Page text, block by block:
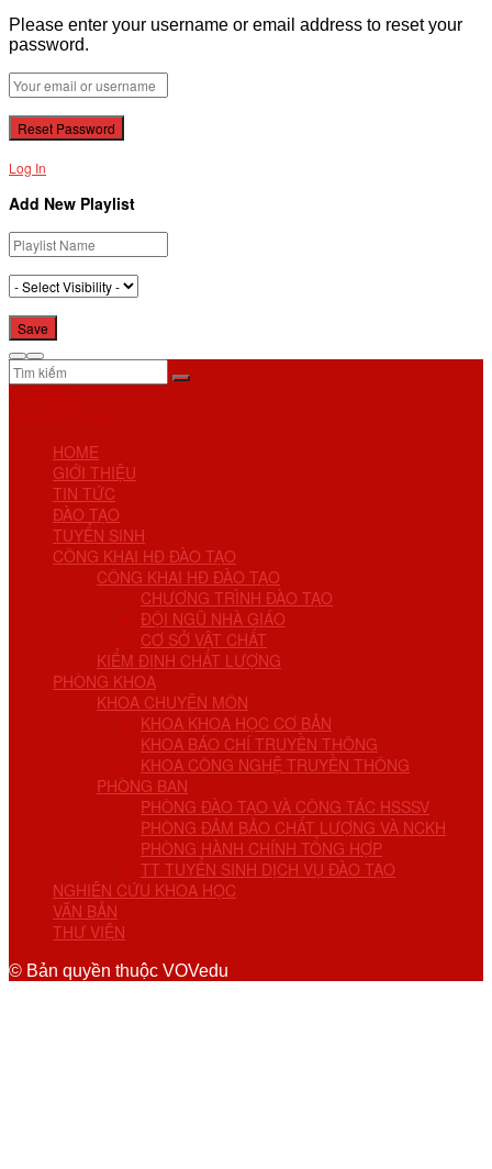
Please enter your username or email address to reset your
password.
Log In
Add New Playlist
HOME
GIỚI THIỆU
TIN TỨC
ĐÀO TẠO
TUYỂN SINH
CÔNG KHAI HĐ ĐÀO TẠO
CÔNG KHAI HĐ ĐÀO TẠO
CHƯƠNG TRÌNH ĐÀO TẠO
ĐỘI NGŨ NHÀ GIÁO
CƠ SỞ VẬT CHẤT
KIỂM ĐỊNH CHẤT LƯỢNG
PHÒNG KHOA
KHOA CHUYÊN MÔN
KHOA KHOA HỌC CƠ BẢN
KHOA BÁO CHÍ TRUYỀN THÔNG
KHOA CÔNG NGHỆ TRUYỀN THÔNG
PHÒNG BAN
PHÒNG ĐÀO TẠO VÀ CÔNG TÁC HSSSV
PHÒNG ĐẢM BẢO CHẤT LƯỢNG VÀ NCKH
PHÒNG HÀNH CHÍNH TỔNG HỢP
TT TUYỂN SINH DỊCH VỤ ĐÀO TẠO
NGHIÊN CỨU KHOA HỌC
VĂN BẢN
THƯ VIỆN
© Bản quyền thuộc VOVedu